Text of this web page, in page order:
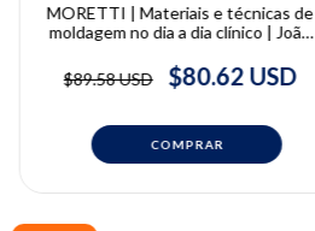
MORETTI | Materiais e técnicas de
moldagem no dia a dia clínico | João
$89.58 USD
$80.62 USD